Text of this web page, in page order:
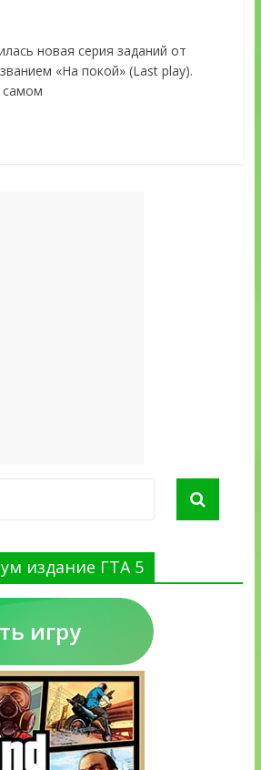
новая серия заданий от
«На покой» (Last play).
самом
издание ГТА 5
игру